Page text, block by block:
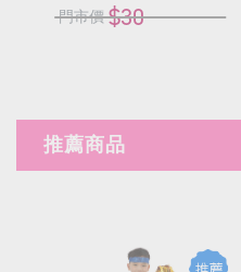
門市價 $30
推薦商品